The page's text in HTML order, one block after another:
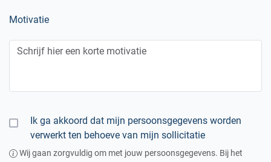
Motivatie
Ik ga akkoord dat mijn persoonsgegevens worden
verwerkt ten behoeve van mijn sollicitatie
Wij gaan zorgvuldig om met jouw persoonsgegevens. Bij het